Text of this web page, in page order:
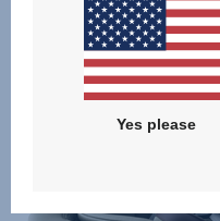
Yes please